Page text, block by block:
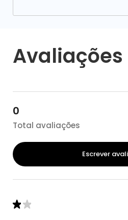
Avaliações
0
Total avaliações
Escrever